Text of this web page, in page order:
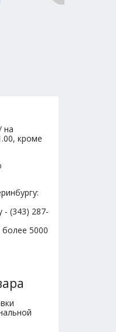
на
кроме
(343) 287-
более 5000